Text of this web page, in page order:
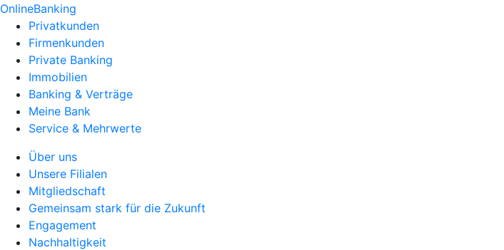
OnlineBanking
Privatkunden
Firmenkunden
Private Banking
Immobilien
Banking & Verträge
Meine Bank
Service & Mehrwerte
Über uns
Unsere Filialen
Mitgliedschaft
Gemeinsam stark für die Zukunft
Engagement
Nachhaltigkeit